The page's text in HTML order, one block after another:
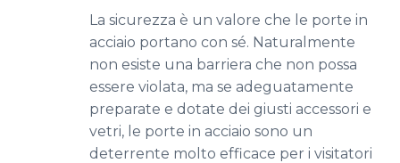
La sicurezza è un valore che le porte in
acciaio portano con sé. Naturalmente
non esiste una barriera che non possa
essere violata, ma se adeguatamente
preparate e dotate dei giusti accessori e
vetri, le porte in acciaio sono un
deterrente molto efficace per i visitatori